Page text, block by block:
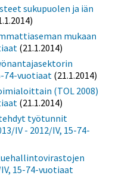
sukupuolen ja iän
mukaan
(21.1.2014)
74-vuotiaat (21.1.2014)
(TOL 2008)
(21.1.2014)
työtunnit
IV - 2012/IV, 15-74-
15-74-vuotiaat